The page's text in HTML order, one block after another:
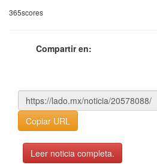
365scores
Compartir en:
Copiar URL
Leer noticia completa.